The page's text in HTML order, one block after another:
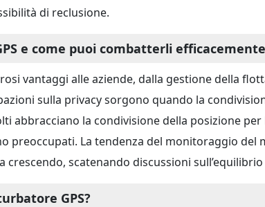
di reclusione.
e come puoi combatterli
vantaggi alle aziende, dalla gestione della
sulla privacy sorgono quando la
abbracciano la condivisione della posizione
preoccupati. La tendenza del monitoraggio del
scatenando discussioni
GPS?